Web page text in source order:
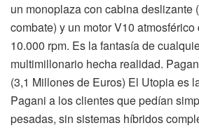
un monoplaza con cabina deslizante
combate) y un motor V10
10.000 rpm. Es la fantasía de
multimillonario hecha realidad.
(3,1 Millones de Euros) El Utopia es
Pagani a los clientes que pedían
pesadas, sin sistemas híbridos